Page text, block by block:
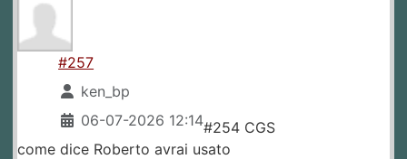
#257
ken_bp
06-07-2026 12:14#254 CGS
come dice Roberto avrai usato